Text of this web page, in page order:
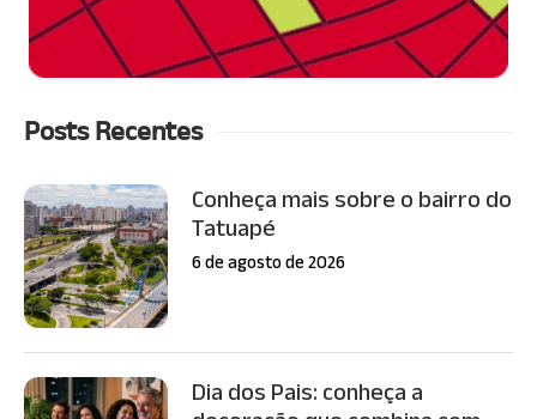
Posts Recentes
Conheça mais sobre o bairro do
Tatuapé
6 de agosto de 2026
Dia dos Pais: conheça a